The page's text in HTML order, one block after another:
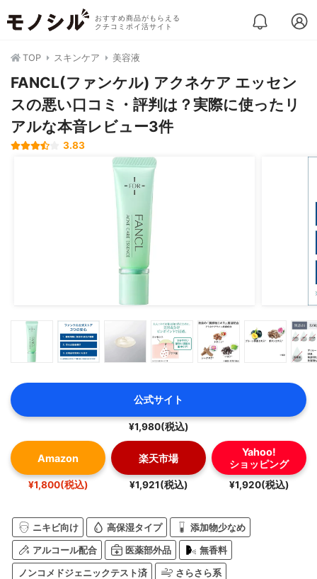
おすすめ商品がもらえる
クチコミポイ活サイト
TOP スキンケア 美容液
FANCL(ファンケル) アクネケア エッセン
スの悪い口コミ・評判は？実際に使ったリ
アルな本音レビュー3件
3.83
公式サイト
¥1,980(税込)
Amazon
¥1,800(税込)
楽天市場
¥1,921(税込)
Yahoo!
ショッピング
¥1,920(税込)
ニキビ向け 高保湿タイプ 添加物少なめ
アルコール配合 医薬部外品 無香料
ノンコメドジェニックテスト済 さらさら系